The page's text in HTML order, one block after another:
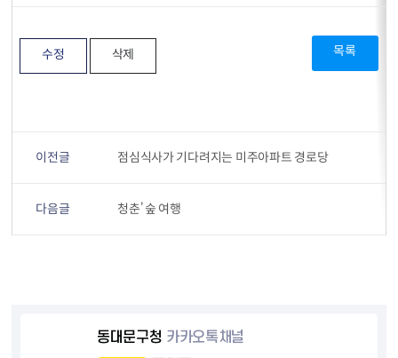
수정 삭제 목록
이전글 점심식사가 기다려지는 미주아파트 경로당
다음글 청춘’ 숲 여행
동대문구청 카카오톡채널